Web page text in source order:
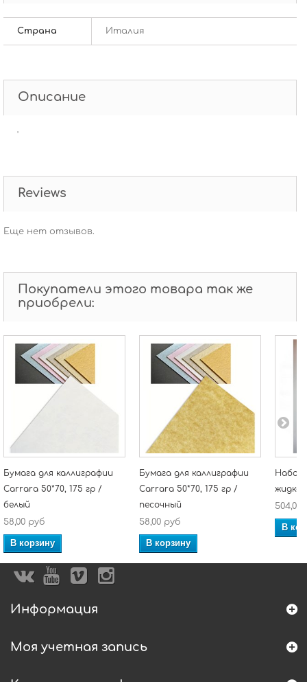
Страна Италия
Описание
'
Reviews
Еще нет отзывов.
Покупатели этого товара так же
приобрели:
Бумага для каллиграфии
Carrara 50*70, 175 гр /
белый
58,00 руб
В корзину
Бумага для каллиграфии
Carrara 50*70, 175 гр /
песочный
58,00 руб
В корзину
504,00
В
Информация
Моя учетная запись